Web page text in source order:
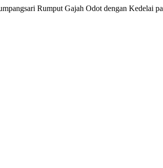
Rumput Gajah Odot dengan Kedelai